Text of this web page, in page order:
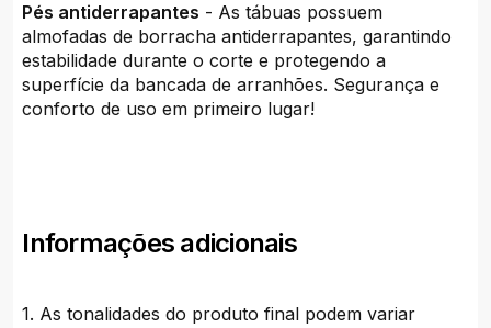
Pés antiderrapantes - As tábuas possuem
almofadas de borracha antiderrapantes, garantindo
estabilidade durante o corte e protegendo a
superfície da bancada de arranhões. Segurança e
conforto de uso em primeiro lugar!
Informações adicionais
1. As tonalidades do produto final podem variar